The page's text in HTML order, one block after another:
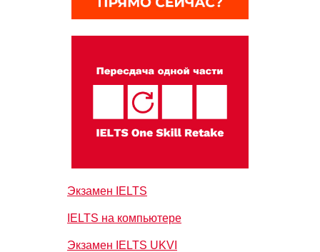
Экзамен IELTS
IELTS на компьютере
Экзамен IELTS UKVI